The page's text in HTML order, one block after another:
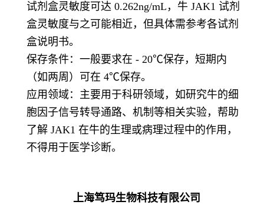
试剂盒灵敏度可达 0.262ng/mL，牛 JAK1 试剂
盒灵敏度与之可能相近，但具体需参考各试剂
盒说明书。
保存条件：一般要求在 - 20℃保存，短期内
（如两周）可在 4℃保存。
应用领域：主要用于科研领域，如研究牛的细
胞因子信号转导通路、 机制等相关实验，帮助
了解 JAK1 在牛的生理或病理过程中的作用，
不得用于医学诊断。
上海笃玛生物科技有限公司